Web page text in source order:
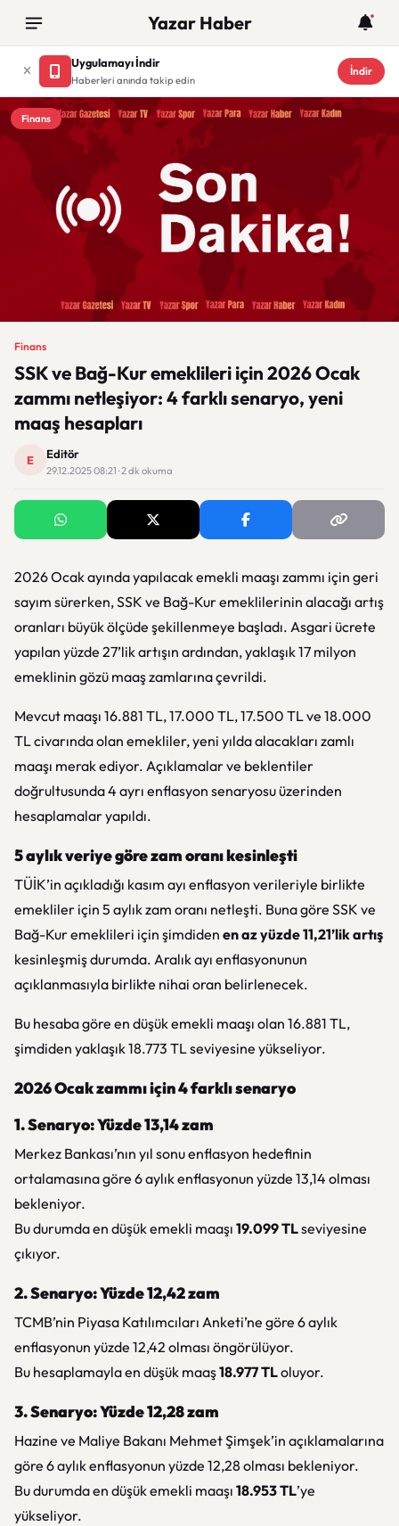
Yazar Haber
Uygulamayı İndir
Haberleri anında takip edin
İndir
Finans
Finans
SSK ve Bağ-Kur emeklileri için 2026 Ocak
zammı netleşiyor: 4 farklı senaryo, yeni
maaş hesapları
E Editör
29.12.2025 08:21 · 2 dk okuma
2026 Ocak ayında yapılacak emekli maaşı zammı için geri
sayım sürerken, SSK ve Bağ-Kur emeklilerinin alacağı artış
oranları büyük ölçüde şekillenmeye başladı. Asgari ücrete
yapılan yüzde 27’lik artışın ardından, yaklaşık 17 milyon
emeklinin gözü maaş zamlarına çevrildi.
Mevcut maaşı 16.881 TL, 17.000 TL, 17.500 TL ve 18.000
TL civarında olan emekliler, yeni yılda alacakları zamlı
maaşı merak ediyor. Açıklamalar ve beklentiler
doğrultusunda 4 ayrı enflasyon senaryosu üzerinden
hesaplamalar yapıldı.
5 aylık veriye göre zam oranı kesinleşti
TÜİK’in açıkladığı kasım ayı enflasyon verileriyle birlikte
emekliler için 5 aylık zam oranı netleşti. Buna göre SSK ve
Bağ-Kur emeklileri için şimdiden en az yüzde 11,21’lik artış
kesinleşmiş durumda. Aralık ayı enflasyonunun
açıklanmasıyla birlikte nihai oran belirlenecek.
Bu hesaba göre en düşük emekli maaşı olan 16.881 TL,
şimdiden yaklaşık 18.773 TL seviyesine yükseliyor.
2026 Ocak zammı için 4 farklı senaryo
1. Senaryo: Yüzde 13,14 zam
Merkez Bankası’nın yıl sonu enflasyon hedefinin
ortalamasına göre 6 aylık enflasyonun yüzde 13,14 olması
bekleniyor.
Bu durumda en düşük emekli maaşı 19.099 TLseviyesine
çıkıyor.
2. Senaryo: Yüzde 12,42 zam
TCMB’nin Piyasa Katılımcıları Anketi’ne göre 6 aylık
enflasyonun yüzde 12,42 olması öngörülüyor.
Bu hesaplamayla en düşük maaş18.977 TLoluyor.
3. Senaryo: Yüzde 12,28 zam
Hazine ve Maliye Bakanı Mehmet Şimşek’in açıklamalarına
göre 6 aylık enflasyonun yüzde 12,28 olması bekleniyor.
Bu durumda en düşük emekli maaşı 18.953 TL’ye
yükseliyor.